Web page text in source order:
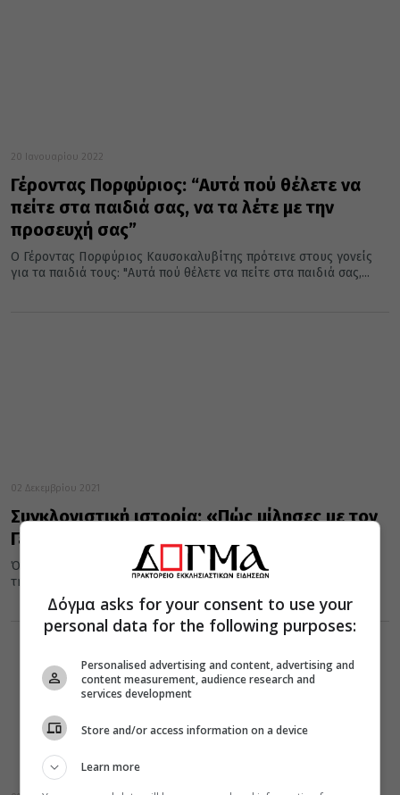
20 Ιανουαρίου 2022
Γέροντας Πορφύριος: “Αυτά πού θέλετε να
πείτε στα παιδιά σας, να τα λέτε με την
προσευχή σας”
Ο Γέροντας Πορφύριος Καυσοκαλυβίτης πρότεινε στους γονείς
για τα παιδιά τους: "Αυτά πού θέλετε να πείτε στα παιδιά σας,...
02 Δεκεμβρίου 2021
Συγκλονιστική ιστορία: «Πώς μίλησες με τον
Γέροντα Πορφύριο, αφού έχει πεθάνει»
Όταν είχε κοιμηθεί ο Γέροντας Πορφύριος, ήρθε μια κοπέλα από
την Αυστραλία για να τον επισκεφθεί. Δεν ήξερε ότι...
Δόγμα asks for your consent to use your
personal data for the following purposes:
Personalised advertising and content, advertising and
content measurement, audience research and
services development
Store and/or access information on a device
Learn more